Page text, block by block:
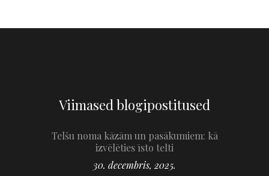
Viimased blogipostitused
Telšu noma kāzām un pasākumiem: kā
izvēlēties īsto telti
30. decembris, 2025.